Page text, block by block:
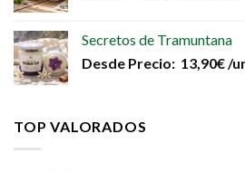
Secretos de Tramuntana
Desde Precio: 13,90€/
TOP VALORADOS